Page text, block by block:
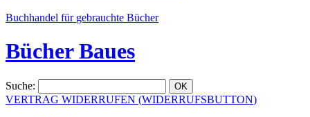
Buchhandel für gebrauchte Bücher
Bücher Baues
Suche:
VERTRAG WIDERRUFEN (WIDERRUFSBUTTON)